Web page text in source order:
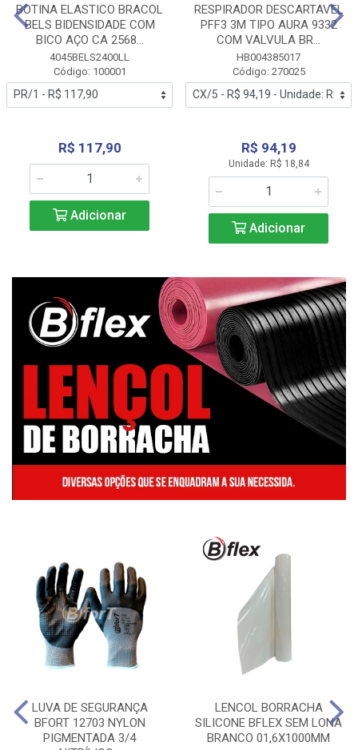
BOTINA ELASTICO BRACOL
BELS BIDENSIDADE COM
BICO AÇO CA 2568...
4045BELS2400LL
Código: 100001
R$ 117,90
Adicionar
RESPIRADOR DESCARTAVEL
PFF3 3M TIPO AURA 9332
COM VALVULA BR...
HB004385017
Código: 270025
R$ 94,19
Unidade: R$ 18,84
Adicionar
LUVA DE SEGURANÇA
BFORT 12703 NYLON
PIGMENTADA 3/4
LENCOL BORRACHA
SILICONE BFLEX SEM LONA
BRANCO 01,6X1000MM